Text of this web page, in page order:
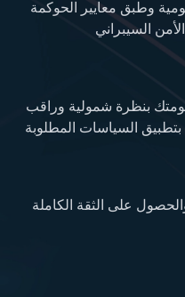
وطبق معايير الحوكمة
السيبراني
بنظرة شمولية وراقب
السياسات المطلوبة
على الثقة الكاملة